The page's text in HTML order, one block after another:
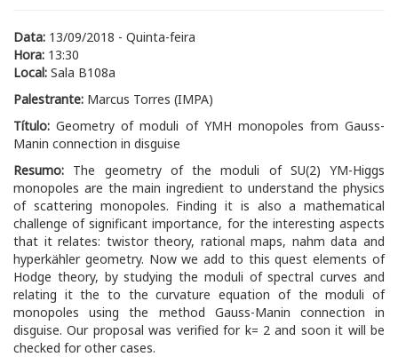
Data: 13/09/2018 - Quinta-feira
Hora: 13:30
Local: Sala B108a
Palestrante: Marcus Torres (IMPA)
Título:Geometry of moduli of YMH monopoles from Gauss-
Manin connection in disguise
Resumo: The geometry of the moduli of SU(2) YM-Higgs
monopoles are the main ingredient to understand the physics
of scattering monopoles. Finding it is also a mathematical
challenge of significant importance, for the interesting aspects
that it relates: twistor theory, rational maps, nahm data and
hyperkähler geometry. Now we add to this quest elements of
Hodge theory, by studying the moduli of spectral curves and
relating it the to the curvature equation of the moduli of
monopoles using the method Gauss-Manin connection in
disguise. Our proposal was verified for k= 2 and soon it will be
checked for other cases.